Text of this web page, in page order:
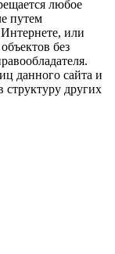
любое
путем
или
без
данного сайта и
других